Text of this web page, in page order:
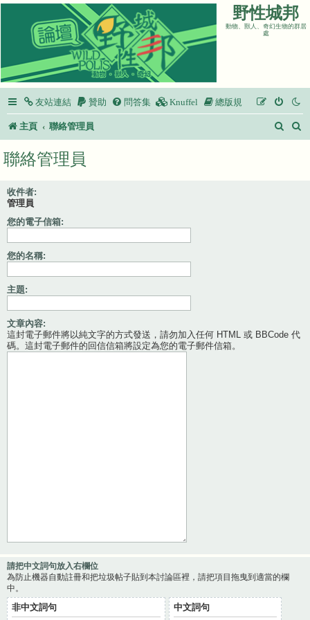
野性城邦
動物、獸人、奇幻生物的群居
處
友站連結 贊助 問答集 Knuffel 總版規
主頁 聯絡管理員
搜
聯絡管理員
收件者:
管理員
您的電子信箱:
您的名稱:
主題:
文章內容:
這封電子郵件將以純文字的方式發送，請勿加入任何 HTML 或 BBCode 代
碼。這封電子郵件的回信信箱將設定為您的電子郵件信箱。
請把中文詞句放入右欄位
為防止機器自動註冊和把垃圾帖子貼到本討論區裡，請把項目拖曳到適當的欄
中。
非中文詞句 中文詞句